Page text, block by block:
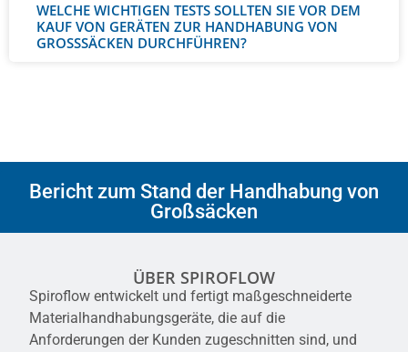
WELCHE WICHTIGEN TESTS SOLLTEN SIE VOR DEM
KAUF VON GERÄTEN ZUR HANDHABUNG VON
GROSSSÄCKEN DURCHFÜHREN?
Bericht zum Stand der Handhabung von
Großsäcken
ÜBER SPIROFLOW
Spiroflow entwickelt und fertigt maßgeschneiderte
Materialhandhabungsgeräte, die auf die
Anforderungen der Kunden zugeschnitten sind, und